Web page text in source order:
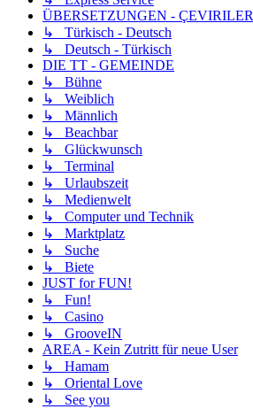
ÜBERSETZUNGEN - ÇEVIRILER
↳ Türkisch - Deutsch
↳ Deutsch - Türkisch
DIE TT - GEMEINDE
↳ Bühne
↳ Weiblich
↳ Männlich
↳ Beachbar
↳ Glückwunsch
↳ Terminal
↳ Urlaubszeit
↳ Medienwelt
↳ Computer und Technik
↳ Marktplatz
↳ Suche
↳ Biete
JUST for FUN!
↳ Fun!
↳ Casino
↳ GrooveIN
AREA - Kein Zutritt für neue User
↳ Hamam
↳ Oriental Love
↳ See you